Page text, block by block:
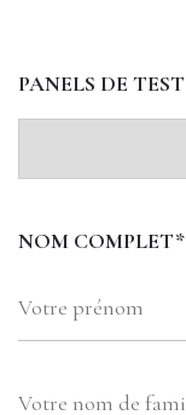
PANELS DE TEST
NOM COMPLET*